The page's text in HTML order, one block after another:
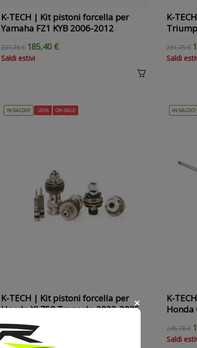
K-TECH | Kit pistoni forcella per
Yamaha FZ1 KYB 2006-2012
231,75 € 185,40 €
Saldi estivi
K-
231,75 €
Saldi
IN SALDO! -20% ON SALE
K-TECH | Kit pistoni forcella per
Honda XL750 Transalp 2023-2025
313,54 €250,83 €
Saldi estivi
IN SALDO!
K-
Honda
245,78 €
Saldi